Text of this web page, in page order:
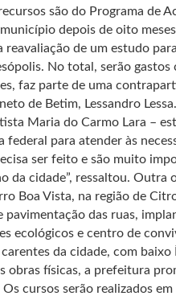
são do Programa de
depois de oito
de um estudo
No total, serão
faz parte de uma
de Betim, Lessandro
Maria do Carmo Lara –
federal para atender às
ser feito e são muito
da cidade”, ressaltou. Outra
Boa Vista, na região de
pavimentação das ruas,
ecológicos e centro de
da cidade, com
obras físicas, a prefeitura
cursos serão realizados